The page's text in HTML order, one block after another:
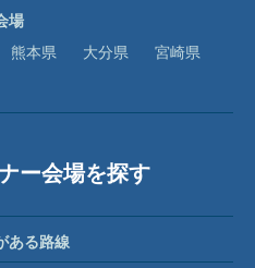
場
熊本県 大分県
宮崎県
ー会場を探す
ある路線